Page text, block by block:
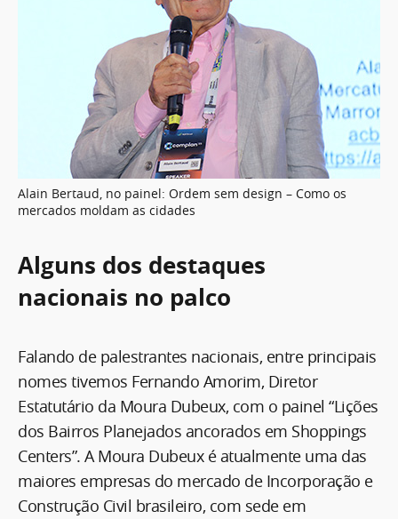
Alain Bertaud, no painel: Ordem sem design – Como os
mercados moldam as cidades
Alguns dos destaques
nacionais no palco
Falando de palestrantes nacionais, entre principais
nomes tivemos Fernando Amorim, Diretor
Estatutário da Moura Dubeux, com o painel “Lições
dos Bairros Planejados ancorados em Shoppings
Centers”. A Moura Dubeux é atualmente uma das
maiores empresas do mercado de Incorporação e
Construção Civil brasileiro, com sede em